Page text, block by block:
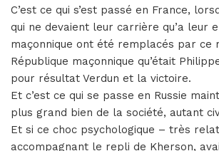
C’est ce qui s’est passé en France,
qui ne devaient leur carrière qu’a leur
maçonnique ont été remplacés par ce
République maçonnique qu’était
pour résultat Verdun et la victoire.
Et c’est ce qui se passe en Russie
plus grand bien de la société, autant
Et si ce choc psychologique – très
accompagnant le repli de Kherson,